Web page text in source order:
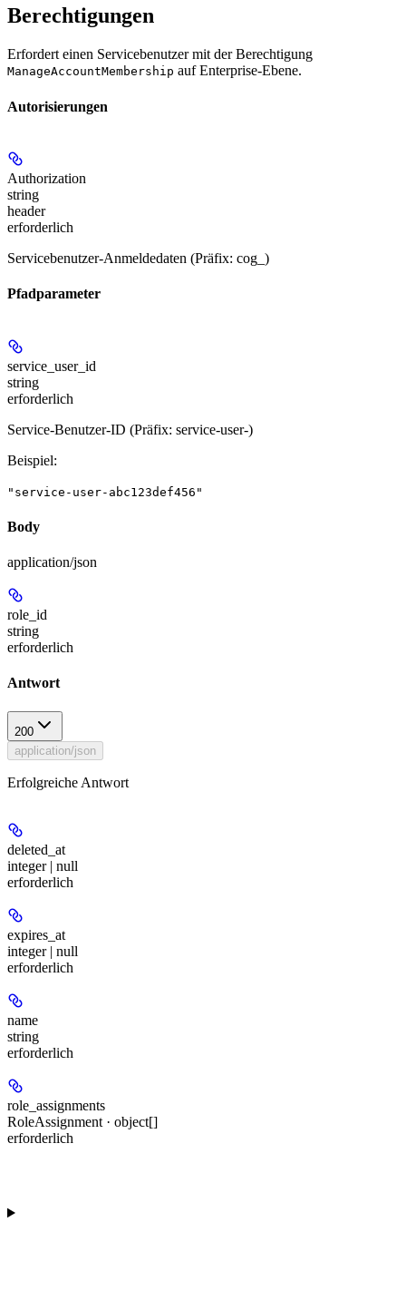
Berechtigungen
Erfordert einen Servicebenutzer mit der Berechtigung
ManageAccountMembership auf Enterprise-Ebene.
Autorisierungen
Authorization
string
header
erforderlich
Servicebenutzer-Anmeldedaten (Präfix: cog_)
Pfadparameter
service_user_id
string
erforderlich
Service-Benutzer-ID (Präfix: service-user-)
Beispiel:
"service-user-abc123def456"
Body
application/json
role_id
string
erforderlich
Antwort
200
application/json
Erfolgreiche Antwort
deleted_at
integer | null
erforderlich
expires_at
integer | null
erforderlich
name
string
erforderlich
role_assignments
RoleAssignment · object[]
erforderlich